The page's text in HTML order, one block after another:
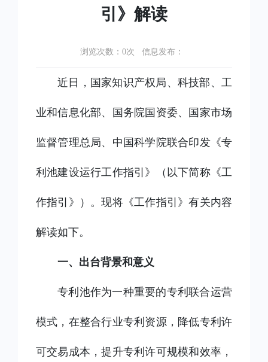
引》解读
浏览次数： 0次 信息发布：
近日，国家知识产权局、科技部、工
业和信息化部、国务院国资委、国家市场
监督管理总局、中国科学院联合印发《专
利池建设运行工作指引》（以下简称《工
作指引》）。现将《工作指引》有关内容
解读如下。
一、出台背景和意义
专利池作为一种重要的专利联合运营
模式，在整合行业专利资源，降低专利许
可交易成本，提升专利许可规模和效率，